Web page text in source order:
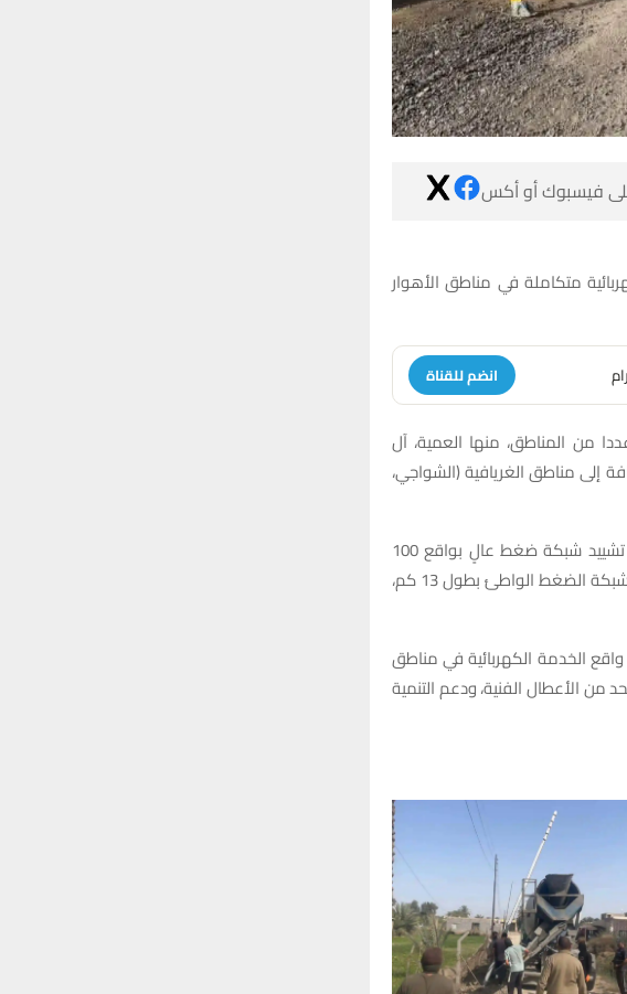
على فيسبوك أو أكس
متكاملة في مناطق الأهوار
انضم للقناة
من المناطق، منها العمية، آل
إلى مناطق الغريافية (الشواجي،
وأوضح في بيان تابعته شبكة أخبار الناصرية أن أعمال المشروع تتضمن تشييد شبكة ضغط عالٍ بواقع 100
عمود، وتشييد شبكة ضغط واطئ بواقع 970 عمودا، فضلا عن تسليك شبكة الضغط الواطئ بطول 13 كم،
الخدمة الكهربائية في مناطق
من الأعطال الفنية، ودعم التنمية